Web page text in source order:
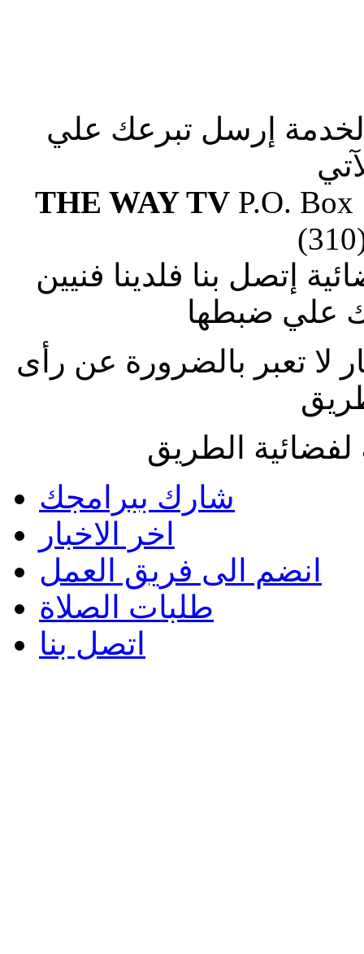
إرسل تبرعك علي
THE WAY TVP.O. Box
إتصل بنا فلدينا فنيين
علي ضبطها
لا تعبر بالضرورة عن رأى
الطريق
شارك ببرامجك
اخر الاخبار
انضم الى فريق العمل
طلبات الصلاة
اتصل بنا